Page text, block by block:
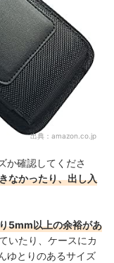
出典： amazon.co.jp
か確認してくださ
なかったり、出し入
5mm以上の余裕があ
いたり、ケースにカ
ゆとりのあるサイズ